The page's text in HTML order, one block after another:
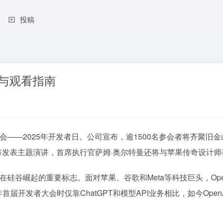
投稿
观看指南
——2025年开发者日。公司宣布，逾1500名参会者将齐聚旧
表主题演讲，首席执行官萨姆·奥尔特曼还将与苹果传奇设计师
硅谷崛起的重要标志。面对苹果、谷歌和Meta等科技巨头，
届开发者大会时仅靠ChatGPT和模型API业务相比，如今